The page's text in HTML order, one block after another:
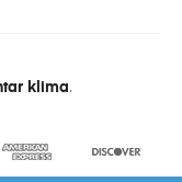
klima.